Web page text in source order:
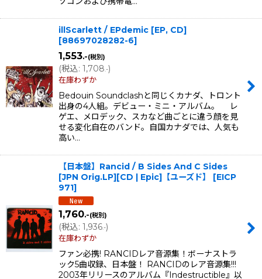
illScarlett / EPdemic [EP, CD]
[88697028282-6]
1,553.-(税別)
(税込: 1,708.-)
在庫わずか
Bedouin Soundclashと同じくカナダ、トロント
出身の4人組。デビュー・ミニ・アルバム。 レ
ゲエ、メロデック、スカなど曲ごとに違う顔を見
せる変化自在のバンド。自国カナダでは、人気も
高い…
【日本盤】Rancid / B Sides And C Sides
[JPN Orig.LP][CD | Epic]【ユーズド】
[EICP
971]
1,760.-(税別)
(税込: 1,936.-)
在庫わずか
ファン必携! RANCIDレア音源集！ボーナストラ
ック5曲収録、日本盤！ RANCIDのレア音源集!!!
2003年リリースのアルバム『Indestructible』以